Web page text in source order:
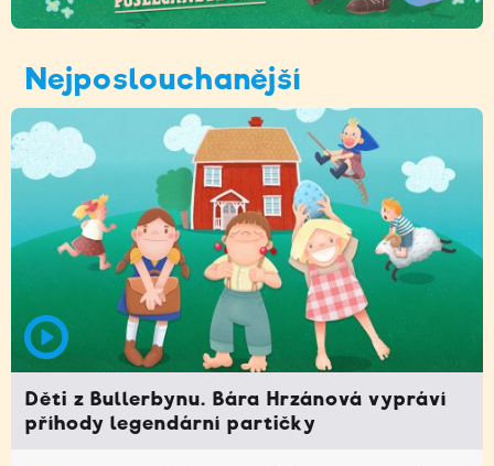
Nejposlouchanější
Děti z Bullerbynu. Bára Hrzánová vypráví
příhody legendární partičky